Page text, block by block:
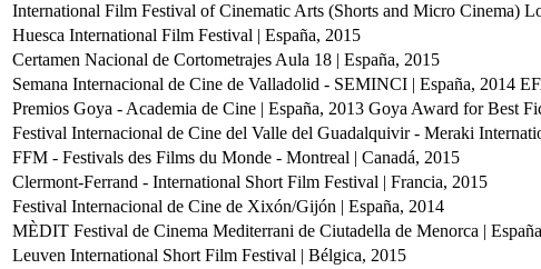
International Film Festival of Cinematic Arts (Shorts and Micro Cinema)
Huesca International Film Festival | España, 2015
Certamen Nacional de Cortometrajes Aula 18 | España, 2015
Semana Internacional de Cine de Valladolid - SEMINCI | España, 2014
Premios Goya - Academia de Cine | España, 2013 Goya Award for Best
Festival Internacional de Cine del Valle del Guadalquivir - Meraki
FFM - Festivals des Films du Monde - Montreal | Canadá, 2015
Clermont-Ferrand - International Short Film Festival | Francia, 2015
Festival Internacional de Cine de Xixón/Gijón | España, 2014
MÈDIT Festival de Cinema Mediterrani de Ciutadella de Menorca |
Leuven International Short Film Festival | Bélgica, 2015